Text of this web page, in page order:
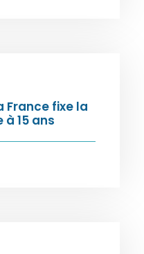
France fixe la
15 ans